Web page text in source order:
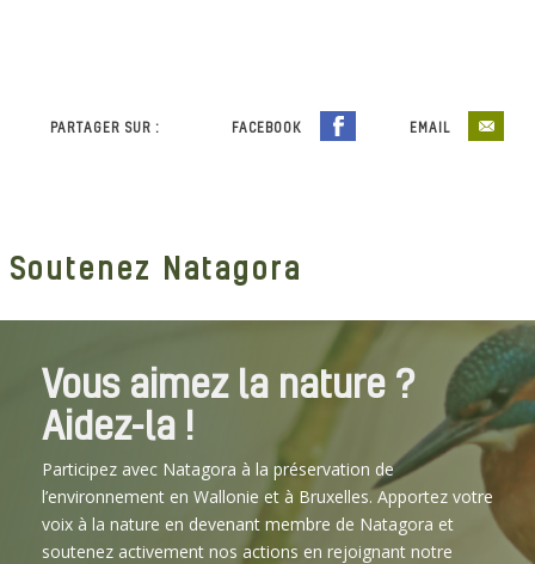
PARTAGER SUR : FACEBOOK EMAIL
Soutenez Natagora
Vous aimez la nature ?
Aidez-la !
Participez avec Natagora à la préservation de
l’environnement en Wallonie et à Bruxelles. Apportez votre
voix à la nature en devenant membre de Natagora et
soutenez activement nos actions en rejoignant notre